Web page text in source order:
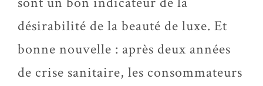
désirabilité de la beauté de luxe. Et
bonne nouvelle : après deux années
de crise sanitaire, les consommateurs